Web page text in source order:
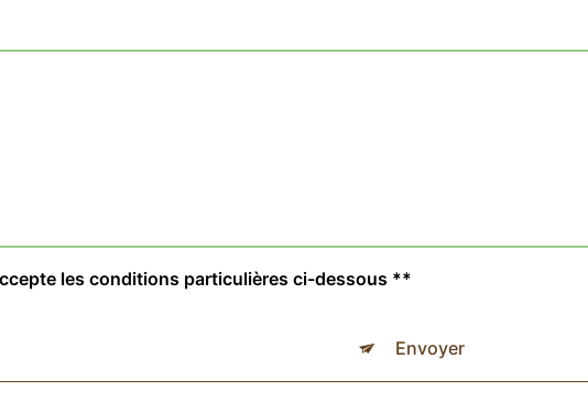
les conditions particulières ci-dessous **
Envoyer